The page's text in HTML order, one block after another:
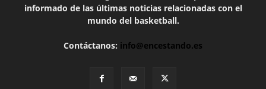
informado de las últimas noticias relacionadas con el
mundo del basketball.
Contáctanos: info@encestando.es